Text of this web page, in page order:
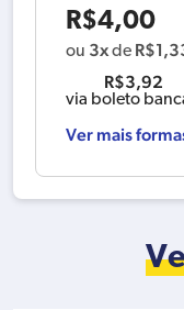
R$4,00
ou 3xde R$
R$3,92
via boleto
Ver mais